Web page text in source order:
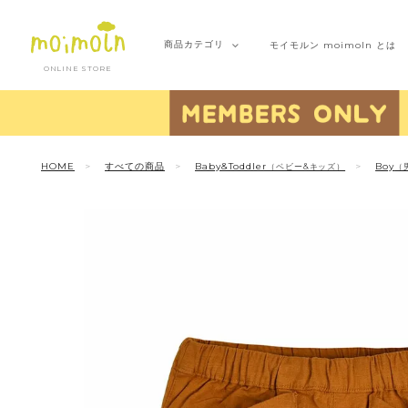
ONLINE STORE
商品カテゴリ モイモルン moimoln とは
HOME すべての商品 Baby&Toddler （ベビー&キッズ） Boy